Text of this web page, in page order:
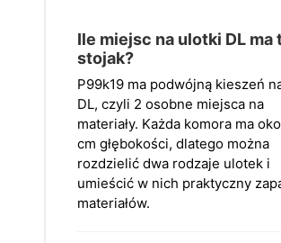
Ile miejsc na ulotki DL ma
stojak?
P99k19 ma podwójną kieszeń
DL, czyli 2 osobne miejsca na
materiały. Każda komora ma
cm głębokości, dlatego można
rozdzielić dwa rodzaje ulotek i
umieścić w nich praktyczny
materiałów.